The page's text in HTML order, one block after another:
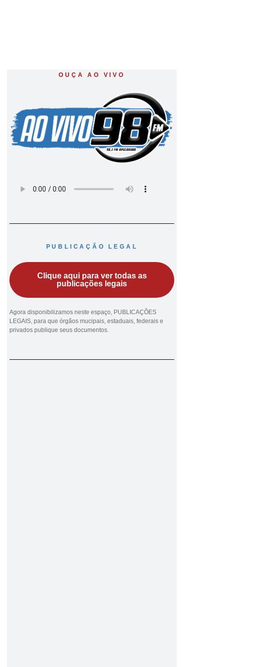
OUÇA AO VIVO
PUBLICAÇÃO LEGAL
Clique aqui para ver todas as
publicações legais
Agora disponibilizamos neste espaço, PUBLICAÇÕES
LEGAIS, para que órgãos mucipais, estaduais, federais e
privados publique seus documentos.